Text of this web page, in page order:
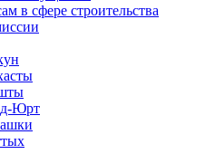
в сфере строительства
Юрт